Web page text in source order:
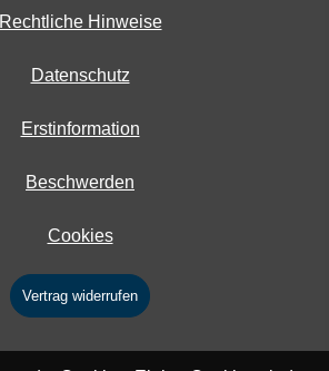
Rechtliche Hinweise
Datenschutz
Erstinformation
Beschwerden
Cookies
Vertrag widerrufen